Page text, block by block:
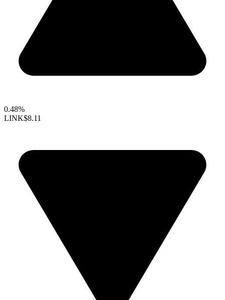
0.48%
LINK$8.11